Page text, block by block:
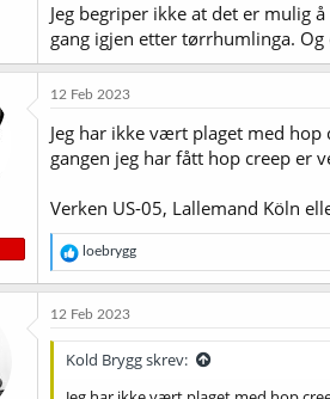
Jeg begriper ikke at det er mulig
gang igjen etter tørrhumlinga.
12 Feb 2023
Jeg har ikke vært plaget med
gangen jeg har fått hop creep er
Verken US-05, Lallemand Köln
R
e
a
k
j
o
loebrygg
12 Feb 2023
Kold Brygg skrev: